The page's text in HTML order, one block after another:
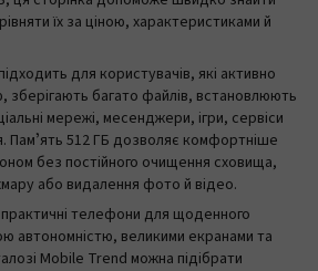
їх за ціною, характеристиками й
для користувачів, які активно
багато файлів, встановлюють
мережі, месенджери, ігри, сервіси
Памʼять 512 ГБ дозволяє комфортніше
без постійного очищення сховища,
або видалення фото й відео.
телефони для щоденного
автономністю, великими екранами та
Mobile Trend можна підібрати